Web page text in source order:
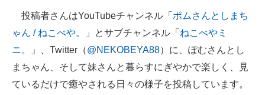
投稿者さんはYouTubeチャンネル「 ポムさんとしまち
ゃん / ねこべや。
」とサブチャンネル「 ねこべやミ
ニ。
」、Twitter（@NEKOBEYA88）に、ぽむさんとし
まちゃん、そして妹さんと暮らすにぎやかで楽しく、見
ているだけで癒やされる日々の様子を投稿しています。